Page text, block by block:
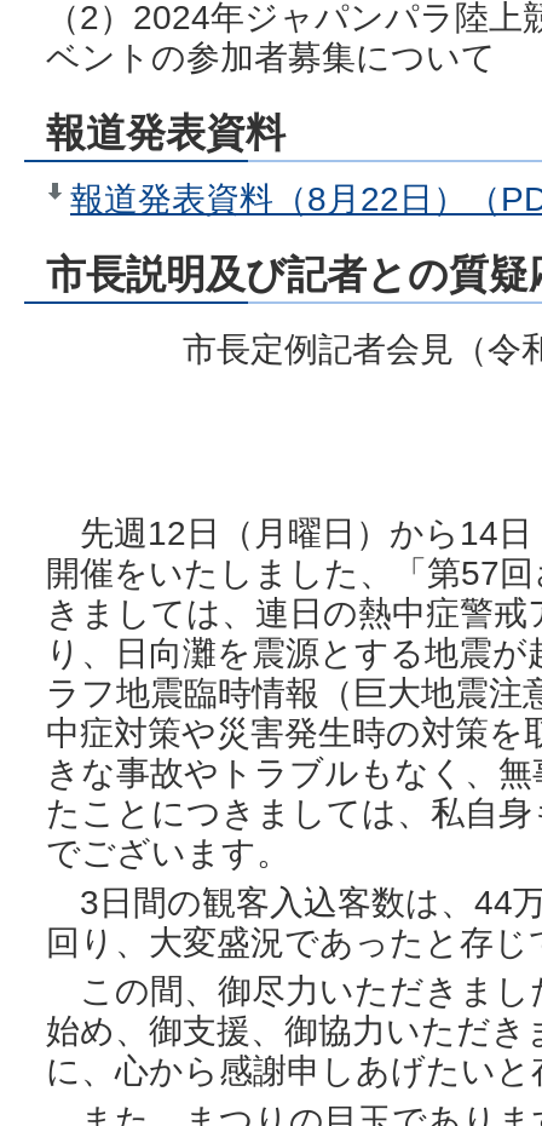
（2）2024年ジャパンパラ陸
ベントの参加者募集について
報道発表資料
報道発表資料（8月22日）（
市長説明及び記者との質疑
市長定例記者会見（令
先週12日（月曜日）から14
開催をいたしました、「第57
きましては、連日の熱中症警
り、日向灘を震源とする地震
ラフ地震臨時情報（巨大地震
中症対策や災害発生時の対策
きな事故やトラブルもなく、
たことにつきましては、私自
でございます。
3日間の観客入込客数は、44
回り、大変盛況であったと存
この間、御尽力いただきまし
始め、御支援、御協力いただ
に、心から感謝申しあげたい